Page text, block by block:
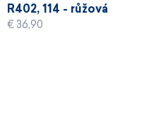
R402, 114 - růžová
€ 36,90